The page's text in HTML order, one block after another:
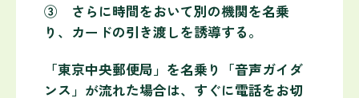
③ さらに時間をおいて別の機関を名乗
り、カードの引き渡しを誘導する。
「東京中央郵便局」を名乗り「音声ガイダ
ンス」が流れた場合は、すぐに電話をお切